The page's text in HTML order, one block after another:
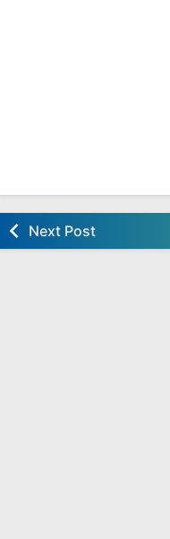
Next Post